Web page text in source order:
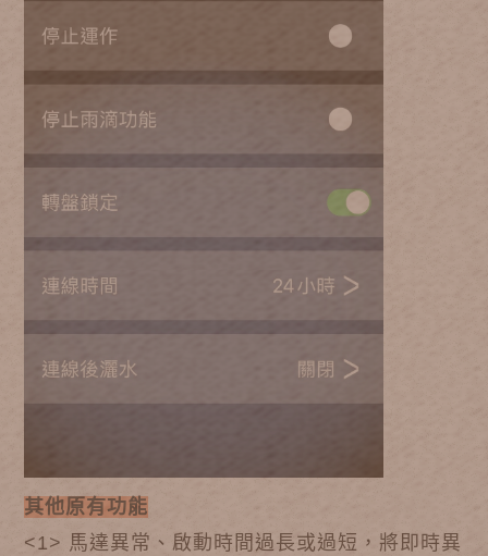
其他原有功能
<1> 馬達異常、啟動時間過長或過短，將即時異